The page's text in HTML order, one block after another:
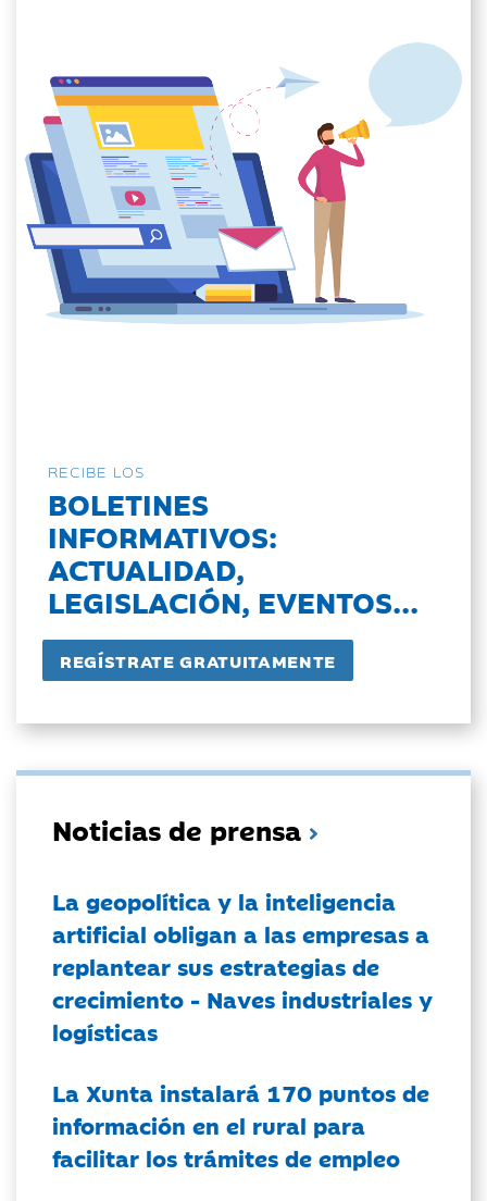
RECIBE LOS
BOLETINES
INFORMATIVOS:
ACTUALIDAD,
LEGISLACIÓN, EVENTOS...
Noticias de prensa
La geopolítica y la inteligencia
artificial obligan a las empresas a
replantear sus estrategias de
crecimiento - Naves industriales y
logísticas
La Xunta instalará 170 puntos de
información en el rural para
facilitar los trámites de empleo